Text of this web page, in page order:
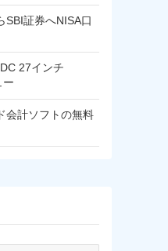
SBI証券へNISA口
27インチ
ー
会計ソフトの無料